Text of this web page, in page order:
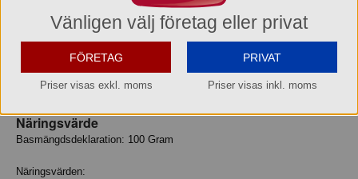
Ingredienser
Vatten, DURUMVETE- och VETEMJÖL, MJÖLK, nötkött*(13%),
tomat, lök, GRÄDDE, OST, morot, modifierad majs- och
VETESTÄRKELSE, tomatpuré, salt, socker, SMÖR, ÄGG,
vitvinsvinäger, kryddor (bl a paprikapulver). *Ursprung: EU.
Näringsvärde
Basmängdsdeklaration: 100 Gram
Näringsvärden:
Vänligen välj företag eller privat
FÖRETAG
Priser visas exkl. moms
PRIVAT
Priser visas inkl. moms